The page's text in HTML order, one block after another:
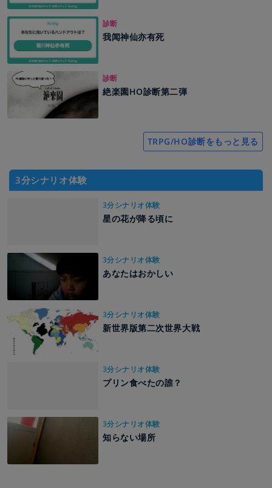
診断
我闻神仙亦有死
診断
絶楽園HO診断第二弾
TRPG/HO診断をもっと見る
3分シナリオ体験
3分シナリオ体験
星の花が降る頃に
3分シナリオ体験
あなたはおかしい
3分シナリオ体験
新世界版第二次世界大戦
3分シナリオ体験
プリン食べたの誰？
3分シナリオ体験
知らない場所